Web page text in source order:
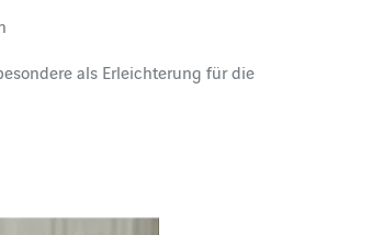
als Erleichterung für die